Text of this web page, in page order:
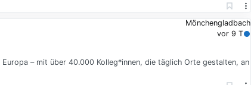
Mönchengladbach
vor 9 T
– mit über 40.000 Kolleg*innen, die täglich Orte gestalten, an